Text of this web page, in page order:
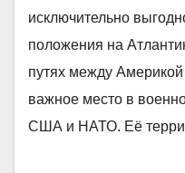
исключительно
положения на
путях между
важное место в
США и НАТО. Её